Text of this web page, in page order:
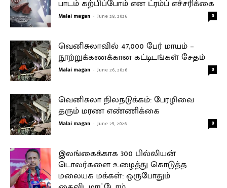
பாடம் கற்பிப்போம் என ட்ரம்ப் எச்சரிக்கை
Malai magan - June 28, 2026 0
வெனிசுலாவில் 47,000 பேர் மாயம் –
நூற்றுக்கணக்கான கட்டிடங்கள் சேதம்
Malai magan - June 26, 2026 0
வெனிசுலா நிலநடுக்கம்: பேரழிவை
தரும் மரண எண்ணிக்கை
Malai magan - June 25, 2026 0
இலங்கைக்காக 300 பில்லியன்
டொலர்களை உழைத்து கொடுத்த
மலையக மக்கள்: ஒருபோதும்